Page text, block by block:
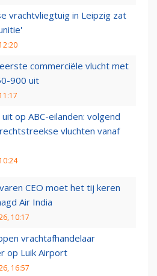
vrachtvliegtuig in Leipzig zat
commerciële vlucht met
900 uit
op ABC-eilanden: volgend
vluchten vanaf
CEO moet het tij keren
Air India
10:17
vrachtafhandelaar
op Luik Airport
16:57